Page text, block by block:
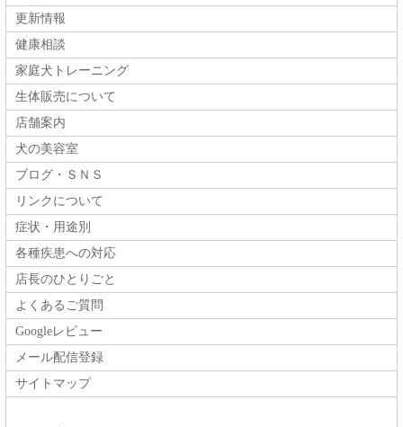
更新情報
健康相談
家庭犬トレーニング
生体販売について
店舗案内
犬の美容室
ブログ・ＳＮＳ
リンクについて
症状・用途別
各種疾患への対応
店長のひとりごと
よくあるご質問
Googleレビュー
メール配信登録
サイトマップ